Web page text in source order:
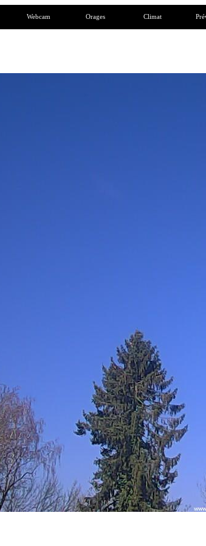
Webcam Orages Climat